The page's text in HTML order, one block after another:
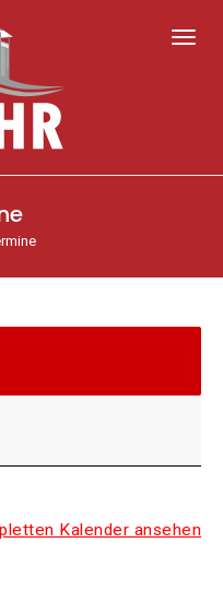
Kalen­der ansehen